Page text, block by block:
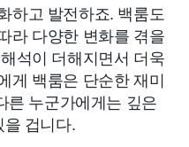
하고 발전하죠. 백룸도
라 다양한 변화를 겪을
석이 더해지면서 더욱
게 백룸은 단순한 재미
른 누군가에게는 깊은
겁니다.